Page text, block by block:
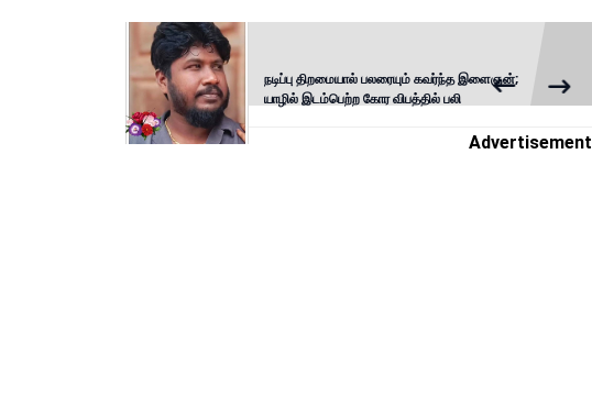
நடிப்பு திறமையால் பலரையும் கவர்ந்த இளைஞன்;
யாழில் இடம்பெற்ற கோர விபத்தில் பலி
Advertisement